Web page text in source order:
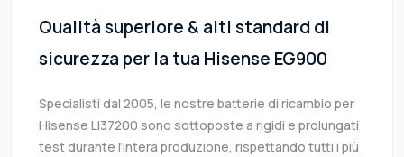
Qualità superiore & alti standard di
sicurezza per la tua Hisense EG900
Specialisti dal 2005, le nostre batterie di ricambio per
Hisense LI37200 sono sottoposte a rigidi e prolungati
test durante l’intera produzione, rispettando tutti i più